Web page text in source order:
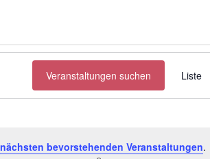
nächsten bevorstehenden Veranstaltungen.
Veranstaltungen suchen Liste